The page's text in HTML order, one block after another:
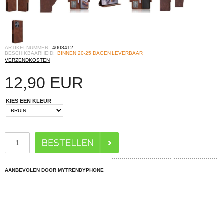
ARTIKELNUMMER: 4008412
BESCHIKBAARHEID: BINNEN 20-25 DAGEN LEVERBAAR
VERZENDKOSTEN
12,90 EUR
KIES EEN KLEUR
AANBEVOLEN DOOR MYTRENDYPHONE